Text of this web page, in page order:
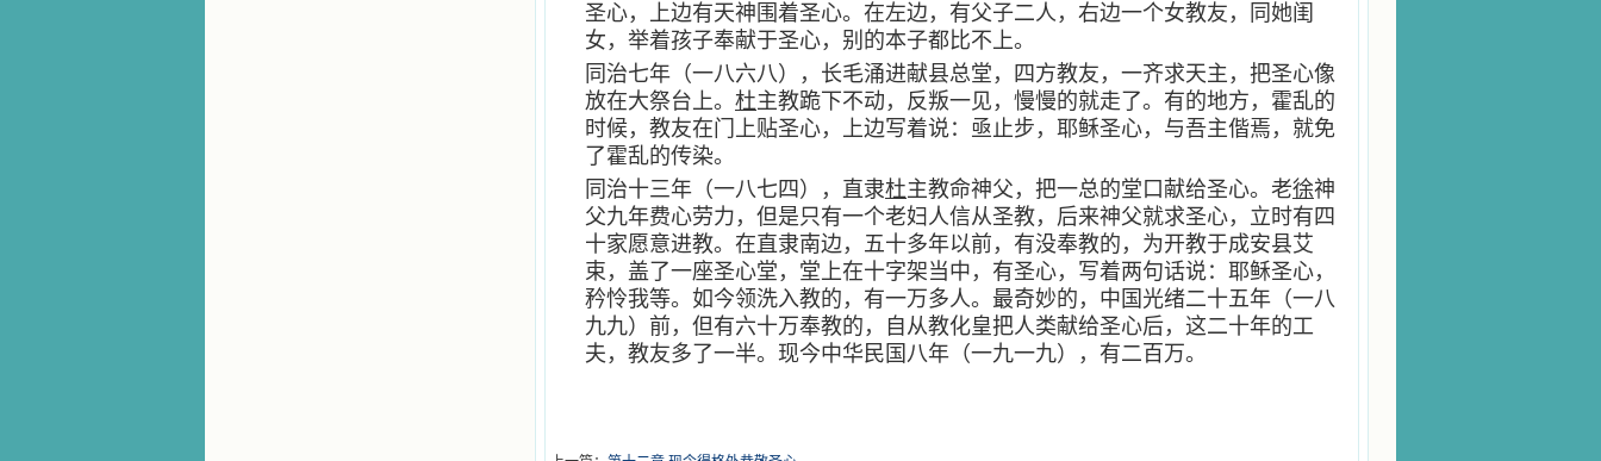
圣心，上边有天神围着圣心。在左边，有父子二人，右边一个女教友，同她闺
女，举着孩子奉献于圣心，别的本子都比不上。
同治七年（一八六八），长毛涌进献县总堂，四方教友，一齐求天主，把圣心像
放在大祭台上。 杜主教跪下不动，反叛一见，慢慢的就走了。有的地方，霍乱的
时候，教友在门上贴圣心，上边写着说：亟止步，耶稣圣心，与吾主偕焉，就免
了霍乱的传染。
同治十三年（一八七四），直隶杜主教命神父，把一总的堂口献给圣心。老徐神
父九年费心劳力，但是只有一个老妇人信从圣教，后来神父就求圣心，立时有四
十家愿意进教。在直隶南边，五十多年以前，有没奉教的，为开教于成安县艾
束，盖了一座圣心堂，堂上在十字架当中，有圣心，写着两句话说：耶稣圣心，
矜怜我等。如今领洗入教的，有一万多人。最奇妙的，中国光绪二十五年（一八
九九）前，但有六十万奉教的，自从教化皇把人类献给圣心后，这二十年的工
夫，教友多了一半。现今中华民国八年（一九一九），有二百万。